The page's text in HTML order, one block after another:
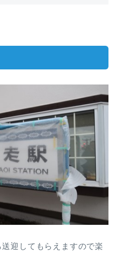
迎してもらえますので楽